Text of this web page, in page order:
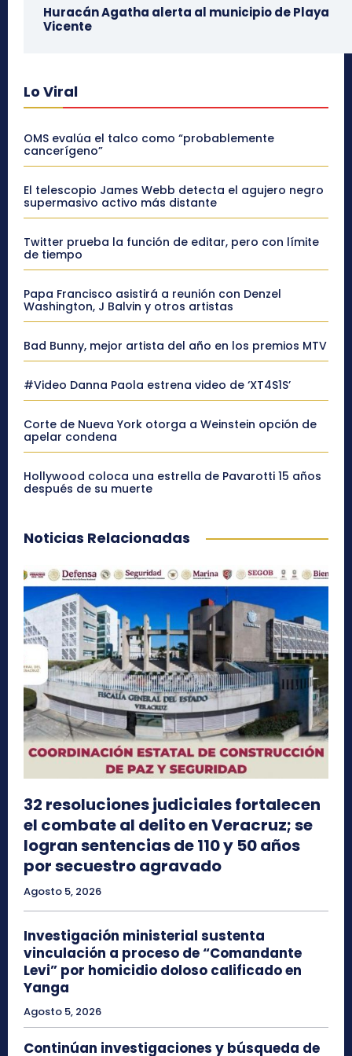
Huracán Agatha alerta al municipio de Playa
Vicente
Lo Viral
OMS evalúa el talco como “probablemente
cancerígeno”
El telescopio James Webb detecta el agujero negro
supermasivo activo más distante
Twitter prueba la función de editar, pero con límite
de tiempo
Papa Francisco asistirá a reunión con Denzel
Washington, J Balvin y otros artistas
Bad Bunny, mejor artista del año en los premios MTV
#Video Danna Paola estrena video de ‘XT4S1S’
Corte de Nueva York otorga a Weinstein opción de
apelar condena
Hollywood coloca una estrella de Pavarotti 15 años
después de su muerte
Noticias Relacionadas
32 resoluciones judiciales fortalecen
el combate al delito en Veracruz; se
logran sentencias de 110 y 50 años
por secuestro agravado
Agosto 5, 2026
Investigación ministerial sustenta
vinculación a proceso de “Comandante
Levi” por homicidio doloso calificado en
Yanga
Agosto 5, 2026
Continúan investigaciones y búsqueda de